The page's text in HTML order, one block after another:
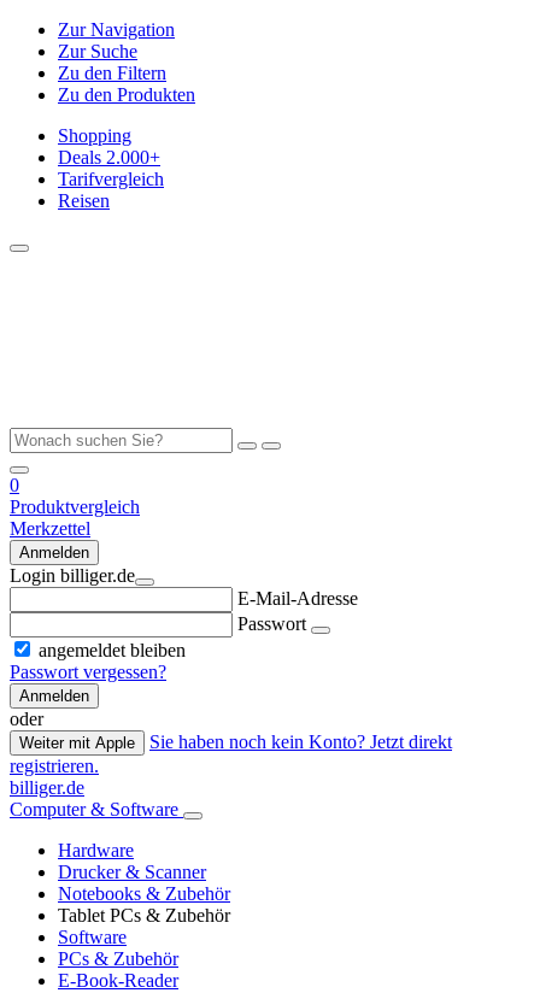
Zur Navigation
Zur Suche
Zu den Filtern
Zu den Produkten
Shopping
Deals 2.000+
Tarifvergleich
Reisen
0
Produktvergleich
Merkzettel
Anmelden
Login billiger.de
E-Mail-Adresse
Passwort
angemeldet bleiben
Passwort vergessen?
Anmelden
oder
Weiter mit Apple
Sie haben noch kein Konto? Jetzt direkt
registrieren.
billiger.de
Computer & Software
Hardware
Drucker & Scanner
Notebooks & Zubehör
Tablet PCs & Zubehör
Software
PCs & Zubehör
E-Book-Reader